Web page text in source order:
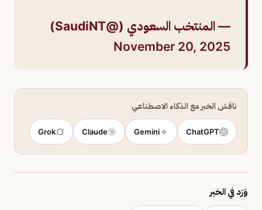
— المنتخب السعودي (@SaudiNT)
November 20, 2025
ناقش الخبر مع الذكاء الاصطناعي
ChatGPT
Gemini
Claude
Grok
وَرَد في الخبر